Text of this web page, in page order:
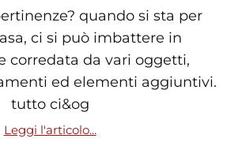
quando si sta per
ci si può imbattere in
corredata da vari oggetti,
ed elementi aggiuntivi.
tutto ci&og
Leggi l'articolo...